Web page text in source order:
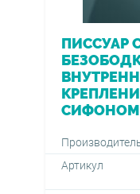
ПИССУАР
Артикул